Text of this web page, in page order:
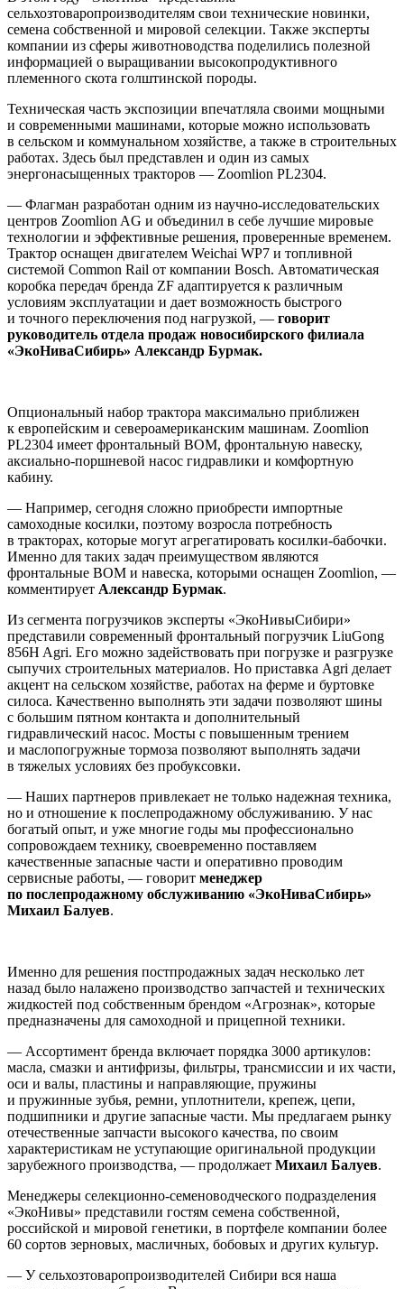
сельхозтоваропроизводителям свои технические новинки,
семена собственной и мировой селекции. Также эксперты
компании из сферы животноводства поделились полезной
информацией о выращивании высокопродуктивного
племенного скота голштинской породы.
Техническая часть экспозиции впечатляла своими мощными
и современными машинами, которые можно использовать
в сельском и коммунальном хозяйстве, а также в строительных
работах. Здесь был представлен и один из самых
энергонасыщенных тракторов — Zoomlion PL2304.
— Флагман разработан одним из научно-исследовательских
центров Zoomlion AG и объединил в себе лучшие мировые
технологии и эффективные решения, проверенные временем.
Трактор оснащен двигателем Weichai WP7 и топливной
системой Common Rail от компании Bosch. Автоматическая
коробка передач бренда ZF адаптируется к различным
условиям эксплуатации и дает возможность быстрого
и точного переключения под нагрузкой, — говорит
руководитель отдела продаж новосибирского филиала
«ЭкоНиваСибирь» Александр Бурмак.
Опциональный набор трактора максимально приближен
к европейским и североамериканским машинам. Zoomlion
PL2304 имеет фронтальный ВОМ, фронтальную навеску,
аксиально-поршневой насос гидравлики и комфортную
кабину.
— Например, сегодня сложно приобрести импортные
самоходные косилки, поэтому возросла потребность
в тракторах, которые могут агрегатировать косилки-бабочки.
Именно для таких задач преимуществом являются
фронтальные ВОМ и навеска, которыми оснащен Zoomlion, —
комментирует Александр Бурмак.
Из сегмента погрузчиков эксперты «ЭкоНивыСибири»
представили современный фронтальный погрузчик LiuGong
856H Agri. Его можно задействовать при погрузке и разгрузке
сыпучих строительных материалов. Но приставка Agri делает
акцент на сельском хозяйстве, работах на ферме и буртовке
силоса. Качественно выполнять эти задачи позволяют шины
с большим пятном контакта и дополнительный
гидравлический насос. Мосты с повышенным трением
и маслопогружные тормоза позволяют выполнять задачи
в тяжелых условиях без пробуксовки.
— Наших партнеров привлекает не только надежная техника,
но и отношение к послепродажному обслуживанию. У нас
богатый опыт, и уже многие годы мы профессионально
сопровождаем технику, своевременно поставляем
качественные запасные части и оперативно проводим
сервисные работы, — говорит менеджер
по послепродажному обслуживанию «ЭкоНиваСибирь»
Михаил Балуев.
Именно для решения постпродажных задач несколько лет
назад было налажено производство запчастей и технических
жидкостей под собственным брендом «Агрознак», которые
предназначены для самоходной и прицепной техники.
— Ассортимент бренда включает порядка 3000 артикулов:
масла, смазки и антифризы, фильтры, трансмиссии и их части,
оси и валы, пластины и направляющие, пружины
и пружинные зубья, ремни, уплотнители, крепеж, цепи,
подшипники и другие запасные части. Мы предлагаем рынку
отечественные запчасти высокого качества, по своим
характеристикам не уступающие оригинальной продукции
зарубежного производства, — продолжает Михаил Балуев.
Менеджеры селекционно-семеноводческого подразделения
«ЭкоНивы» представили гостям семена собственной,
российской и мировой генетики, в портфеле компании более
60 сортов зерновых, масличных, бобовых и других культур.
— У сельхозтоваропроизводителей Сибири вся наша